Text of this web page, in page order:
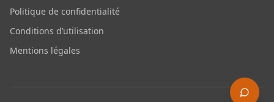
Politique de confidentialité
Conditions d’utilisation
Mentions légales